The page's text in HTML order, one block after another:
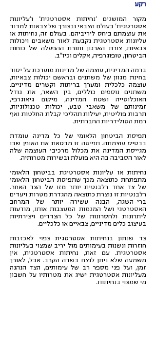
רקע
מקור המושגים 'נחיתות אסטרטגית' ו'עליונות
אסטרטגית' בעולם הצבאי ובצורך של צבאות למדוד
את עוצמתם ביחס ליריביהם. בעולם זה, נחיתות או
עליונות אסטרטגית נקבעת לאור משאבים ויכולות
צבאיות, צורת הארגון ותורת ההפעלה של כוחות
הביטחון, טופוגרפיה, אקלים וכיו"ב.
ברמה המדינית, עוצמה של מדינות מוערכת על יסוד
בחינת מגוון של משתנים ובראשם יכולות צבאיות,
עוצמה כלכלית ומערך בריתות וקשרים מדיניים.
משתנים נוספים כוללים, בין השאר, את גודל
האוכלוסייה ושטח המדינה, מיקום גיאוגרפי,
זמינותם של משאבי טבע, יכולות טכנולוגיות,
תרבות פוליטית, יעילות תהליכי קבלת החלטות ואף
רמת הסולידריות החברתית.
תפיסת הביטחון הלאומי של כל מדינה עומדת
בבסיס עוצמתה. תפיסה זו מבטאת את האופן שבו
מגייסת המדינה את מכלול מרכיבי העוצמה שלה
לאור הסביבה בה היא פועלת ובשירות מטרותיה.
נחיתות או עליונות אסטרטיגת בביטחון הלאומי
מתפתחת כתוצאה מכך שתפיסת הביטחון הלאומי
של צד אחד רלבנטית יותר מזו של הצד האחר.
רלבנטיות זו נוצרת כתוצאה מהגדרת מטרות ויעדים
ברי-השגה, הבנה עשירה יותר של המרחב
האסטרטגי ושל המגמות המעצבות אותו, מודעות
ליתרונות ולחסרונות של כל הצדדים ויצירתיות
בעיצוב כלים מדיניים, צבאיים או כלכליים.
צד שנתון בנחיתות אסטרטגית צפוי לאכזבות
חוזרות ונשנות בעימותים מול יריב שמצוי בעליונות
אסטרטגית. עם זאת, נחיתות אסטרטגית, אין
משמעה שלא ניתן לנצח בשדה הקרב. אבל, לאורך
זמן, ועל פני מספר רב של עימותים, הצד הנהנה
מעליונות אסטרטגית ישיג את מטרותיו על חשבון
מי שמצוי בנחיתות.